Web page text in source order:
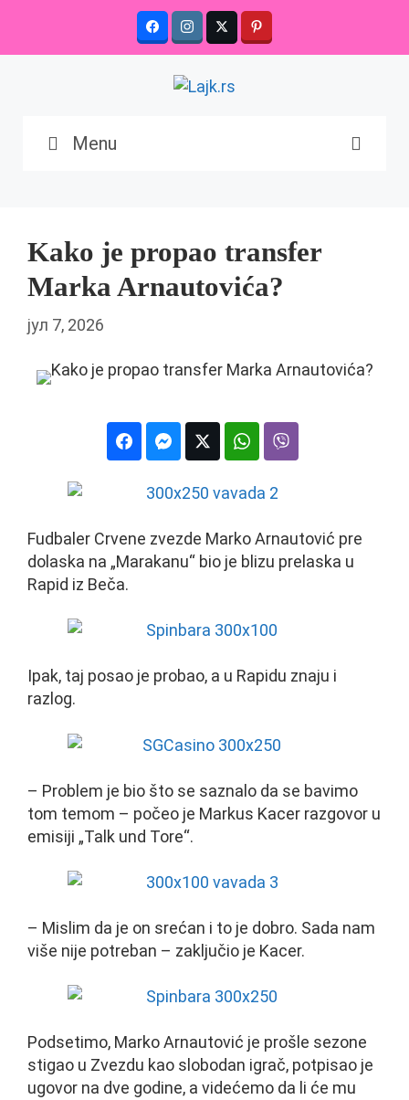
content
Menu
Kako je propao transfer
Marka Arnautovića?
јул 7, 2026
Fudbaler Crvene zvezde Marko Arnautović pre
dolaska na „Marakanu“ bio je blizu prelaska u
Rapid iz Beča.
Ipak, taj posao je probao, a u Rapidu znaju i
razlog.
– Problem je bio što se saznalo da se bavimo
tom temom – počeo je Markus Kacer razgovor u
emisiji „Talk und Tore“.
– Mislim da je on srećan i to je dobro. Sada nam
više nije potreban – zaključio je Kacer.
Podsetimo, Marko Arnautović je prošle sezone
stigao u Zvezdu kao slobodan igrač, potpisao je
ugovor na dve godine, a videćemo da li će mu